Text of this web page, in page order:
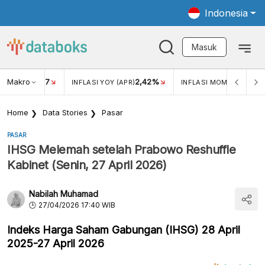
Indonesia
Masuk
Makro
USD/IDR 17 INFLASI YOY (APR)2,42% INFLASI MOM (MAR)
Home Data Stories Pasar
PASAR
IHSG Melemah setelah Prabowo Reshuffle
Kabinet (Senin, 27 April 2026)
Nabilah Muhamad
27/04/2026 17:40 WIB
Indeks Harga Saham Gabungan (IHSG) 28 April
2025-27 April 2026